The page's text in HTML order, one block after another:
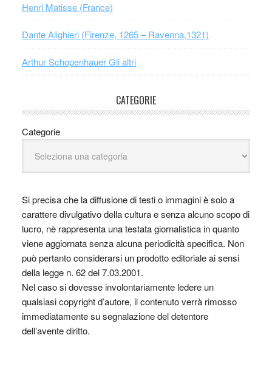
Henri Matisse (France)
Dante Alighieri (Firenze, 1265 – Ravenna,1321)
Arthur Schopenhauer Gli altri
CATEGORIE
Categorie
Si precisa che la diffusione di testi o immagini è solo a
carattere divulgativo della cultura e senza alcuno scopo di
lucro, nè rappresenta una testata giornalistica in quanto
viene aggiornata senza alcuna periodicità specifica. Non
può pertanto considerarsi un prodotto editoriale ai sensi
della legge n. 62 del 7.03.2001.
Nel caso si dovesse involontariamente ledere un
qualsiasi copyright d’autore, il contenuto verrà rimosso
immediatamente su segnalazione del detentore
dell’avente diritto.